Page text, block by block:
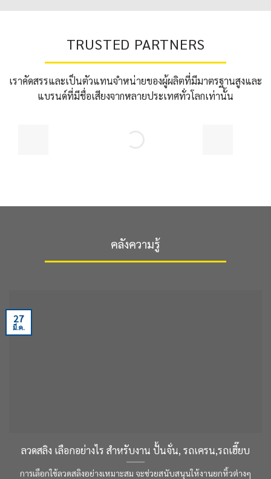
TRUSTED PARTNERS
เราคัดสรรและเป็นตัวแทนจำหน่ายของผู้ผลิตที่มีมาตรฐานสูงและ
แบรนด์ที่มีชื่อเสียงจากหลายประเทศทั่วโลกเท่านั้น
คลังความรู้
ลวดสลิง เลือกอย่างไร สำหรับงาน ปั้นจั่น, รถเครน,รถเฮี๊ยบ
การเลือกใช้ลวดสลิงอย่างเหมาะสม จะช่วยสนับสนุนให้งานยกหิ้วต่างๆ
27
มี.ค.